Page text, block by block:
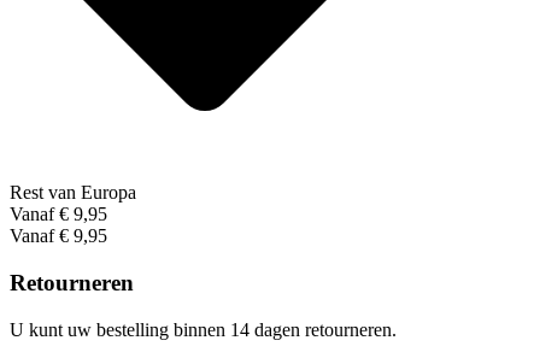
Rest van Europa
Vanaf € 9,95
Vanaf € 9,95
Retourneren
U kunt uw bestelling binnen 14 dagen retourneren.